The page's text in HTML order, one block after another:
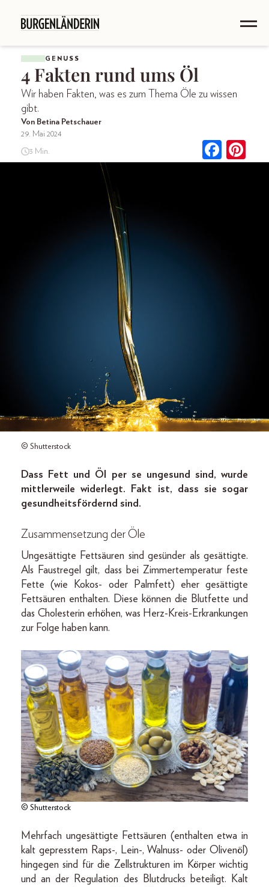
GENUSS
4 Fakten rund ums Öl
Wir haben Fakten, was es zum Thema Öle zu wissen
gibt.
Von Betina Petschauer
29. Mai 2024
3 Min.
© Shutterstock
Dass Fett und Öl per se ungesund sind, wurde
mittlerweile widerlegt.
Fakt ist, dass sie sogar
gesundheitsfördernd sind.
Zusammensetzung der Öle
Ungesättigte Fettsäuren sind gesünder als gesättigte.
Als Faustregel gilt, dass bei Zimmertemperatur feste
Fette (wie Kokos- oder Palmfett) eher gesättigte
Fettsäuren enthalten. Diese können die Blutfette und
das Cholesterin erhöhen, was Herz-Kreis-Erkrankungen
zur Folge haben kann.
© Shutterstock
Mehrfach ungesättigte Fettsäuren (enthalten etwa in
kalt gepresstem Raps-, Lein-, Walnuss- oder Olivenöl)
hingegen sind für die Zellstrukturen im Körper wichtig
und an der Regulation des Blutdrucks beteiligt. Kalt